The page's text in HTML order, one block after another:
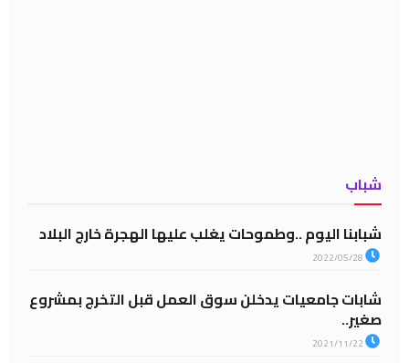
شباب
شبابنا اليوم ..وطموحات يغلب عليها الهجرة خارج البلاد
شابات جامعيات يدخلن سوق العمل قبل التخرج بمشروع
صغير..